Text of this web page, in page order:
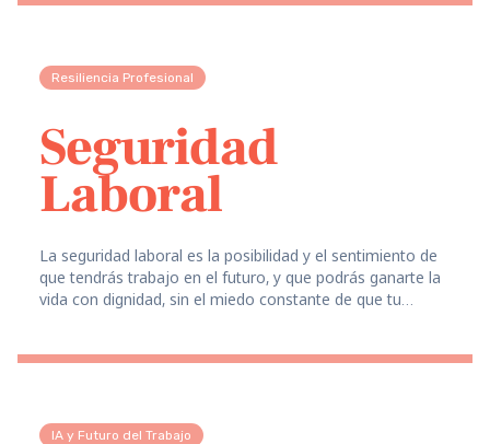
Resiliencia Profesional
Seguridad
Laboral
La seguridad laboral es la posibilidad y el sentimiento de
que tendrás trabajo en el futuro, y que podrás ganarte la
vida con dignidad, sin el miedo constante de que tu
IA y Futuro del Trabajo